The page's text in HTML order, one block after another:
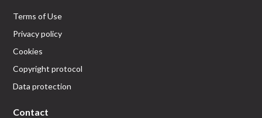
Terms of Use
Privacy policy
Cookies
Copyright protocol
Data protection
Contact